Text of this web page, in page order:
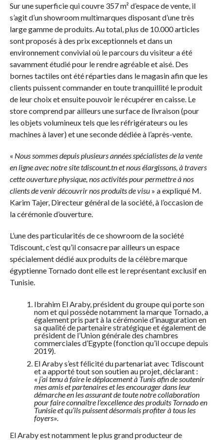
Sur une superficie qui couvre 357 m² d’espace de vente, il
s’agit d’un showroom multimarques disposant d’une très
large gamme de produits. Au total, plus de 10.000 articles
sont proposés à des prix exceptionnels et dans un
environnement convivial où le parcours du visiteur a été
savamment étudié pour le rendre agréable et aisé. Des
bornes tactiles ont été réparties dans le magasin afin que les
clients puissent commander en toute tranquillité le produit
de leur choix et ensuite pouvoir le récupérer en caisse. Le
store comprend par ailleurs une surface de livraison (pour
les objets volumineux tels que les réfrigérateurs ou les
machines à laver) et une seconde dédiée à l’après-vente.
« Nous sommes depuis plusieurs années spécialistes de la vente
en ligne avec notre site tdiscount.tn et nous élargissons, à travers
cette ouverture physique, nos activités pour permettre à nos
clients de venir découvrir nos produits de visu» a expliqué M.
Karim Tajer, Directeur général de la société, à l’occasion de
la cérémonie d’ouverture.
L’une des particularités de ce showroom de la société
Tdiscount, c’est qu’il consacre par ailleurs un espace
spécialement dédié aux produits de la célèbre marque
égyptienne Tornado dont elle est le représentant exclusif en
Tunisie.
Ibrahim El Araby, président du groupe qui porte son
nom et qui possède notamment la marque Tornado, a
également pris part à la cérémonie d’inauguration en
sa qualité de partenaire stratégique et également de
président de l’Union générale des chambres
commerciales d’Egypte (fonction qu’il occupe depuis
2019).
El Araby s’est félicité du partenariat avec Tdiscount
et a apporté tout son soutien au projet, déclarant :
« j’ai tenu à faire le déplacement à Tunis afin de soutenir
mes amis et partenaires et les encourager dans leur
démarche en les assurant de toute notre collaboration
pour faire connaître l’excellence des produits Tornado en
Tunisie et qu’ils puissent désormais profiter à tous les
foyers».
El Araby est notamment le plus grand producteur de